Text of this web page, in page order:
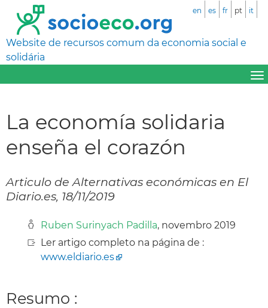
Website de recursos comum da economia social e
solidária
en es fr pt it
La economía solidaria
enseña el corazón
Articulo de Alternativas económicas en El
Diario.es, 18/11/2019
Ruben Surinyach Padilla, novembro 2019
Ler artigo completo na página de :
www.eldiario.es
Resumo :